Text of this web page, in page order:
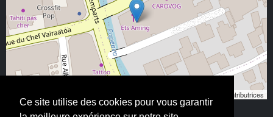
Ce site utilise des cookies pour vous garantir
contributeurs/contributrices